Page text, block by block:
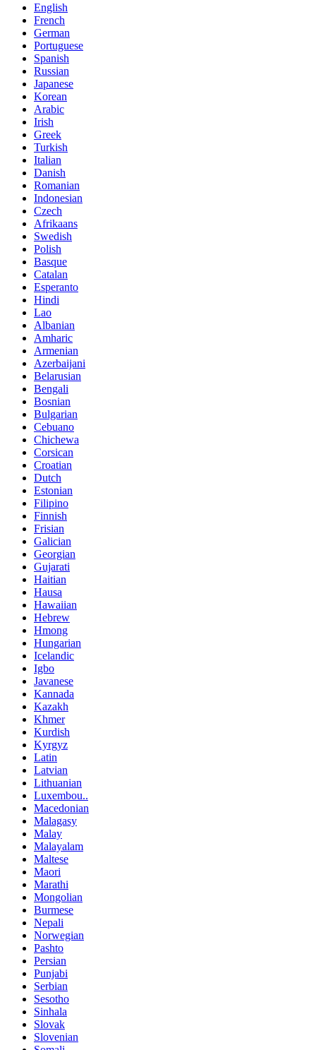
English
French
German
Portuguese
Spanish
Russian
Japanese
Korean
Arabic
Irish
Greek
Turkish
Italian
Danish
Romanian
Indonesian
Czech
Afrikaans
Swedish
Polish
Basque
Catalan
Esperanto
Hindi
Lao
Albanian
Amharic
Armenian
Azerbaijani
Belarusian
Bengali
Bosnian
Bulgarian
Cebuano
Chichewa
Corsican
Croatian
Dutch
Estonian
Filipino
Finnish
Frisian
Galician
Georgian
Gujarati
Haitian
Hausa
Hawaiian
Hebrew
Hmong
Hungarian
Icelandic
Igbo
Javanese
Kannada
Kazakh
Khmer
Kurdish
Kyrgyz
Latin
Latvian
Lithuanian
Luxembou..
Macedonian
Malagasy
Malay
Malayalam
Maltese
Maori
Marathi
Mongolian
Burmese
Nepali
Norwegian
Pashto
Persian
Punjabi
Serbian
Sesotho
Sinhala
Slovak
Slovenian